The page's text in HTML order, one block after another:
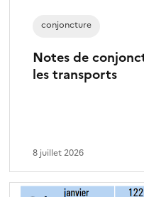
é
Notes de
les transports
conjoncture
8 juillet 2026